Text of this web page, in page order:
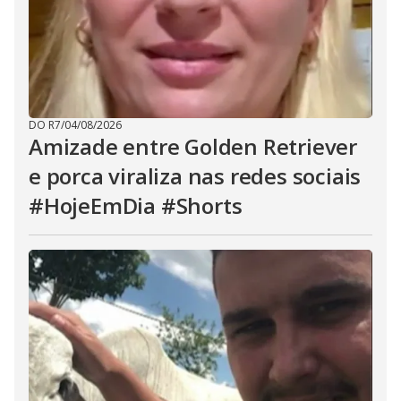
DO R7/04/08/2026
Amizade entre Golden Retriever
e porca viraliza nas redes sociais
#HojeEmDia #Shorts